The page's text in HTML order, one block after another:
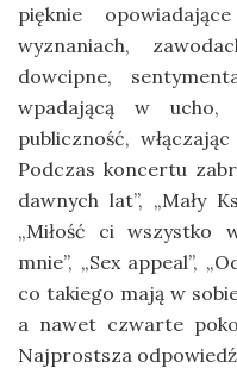
pięknie
wyznaniach,
dowcipne,
wpadającą w ucho,
publiczność,
Podczas koncertu
dawnych lat”, „Mały
„Miłość ci wszystko
mnie”, „Sex appeal”,
co takiego mają w
a nawet czwarte
Najprostsza